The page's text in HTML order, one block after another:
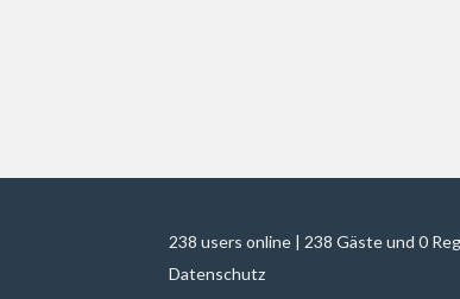
238 users online | 238 Gäste und 0
Datenschutz